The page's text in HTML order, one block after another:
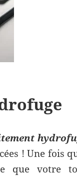
! Une fois
que votre